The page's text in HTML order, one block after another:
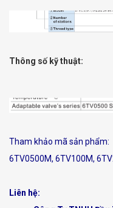
Thông số kỹ thuật:
Tham khảo mã sản phẩm:
6TV0500M, 6TV100M,
Liên hệ: